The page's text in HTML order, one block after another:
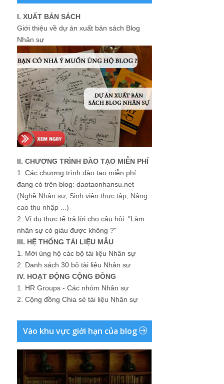
I. XUẤT BẢN SÁCH
Giới thiệu về dự án xuất bản sách Blog
Nhân sự
II. CHƯƠNG TRÌNH ĐÀO TẠO MIỄN PHÍ
1. Các chương trình đào tạo miễn phí
đang có trên blog: daotaonhansu.net
(Nghề Nhân sự, Sinh viên thực tập, Nâng
cao thu nhập ...)
2. Ví dụ thực tế trả lời cho câu hỏi: "Làm
nhân sự có giàu được không ?"
III. HỆ THỐNG TÀI LIỆU MẪU
1. Mời ủng hộ các bộ tài liệu Nhân sự
2. Danh sách 30 bộ tài liệu Nhân sự
IV. HOẠT ĐỘNG CỘNG ĐỒNG
1. HR Groups - Các nhóm Nhân sự
2. Cộng đồng Chia sẻ tài liệu Nhân sự
Vào khu vực giới hạn của blog